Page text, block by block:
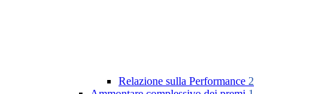
Relazione sulla Performance 2